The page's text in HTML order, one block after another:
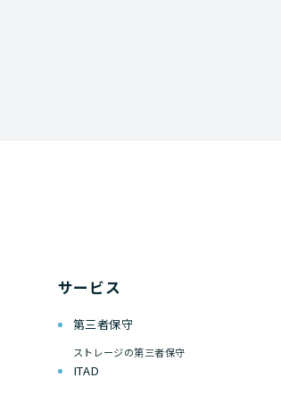
サービス
第三者保守
ストレージの第三者保守
ITAD